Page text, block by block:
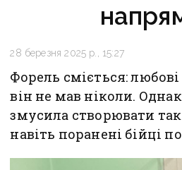
28 березня 2025 р., 15:27
Форель сміється:
він не мав ніколи.
змусила створювати
навіть поранені бійці